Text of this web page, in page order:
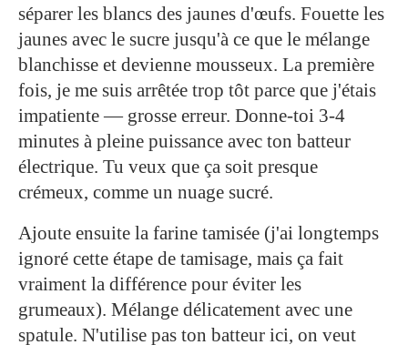
séparer les blancs des jaunes d'œufs. Fouette les
jaunes avec le sucre jusqu'à ce que le mélange
blanchisse et devienne mousseux. La première
fois, je me suis arrêtée trop tôt parce que j'étais
impatiente — grosse erreur. Donne-toi 3-4
minutes à pleine puissance avec ton batteur
électrique. Tu veux que ça soit presque
crémeux, comme un nuage sucré.
Ajoute ensuite la farine tamisée (j'ai longtemps
ignoré cette étape de tamisage, mais ça fait
vraiment la différence pour éviter les
grumeaux). Mélange délicatement avec une
spatule. N'utilise pas ton batteur ici, on veut